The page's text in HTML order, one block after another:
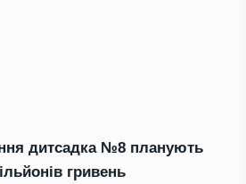
дитсадка №8 планують
гривень